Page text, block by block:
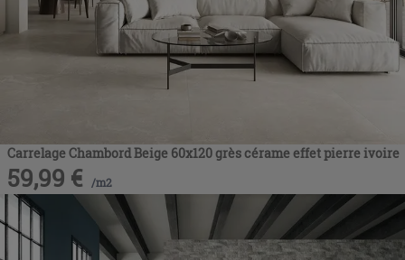
Carrelage Chambord Beige 60x120 grès cérame effet pierre ivoire
59,99 € /m2